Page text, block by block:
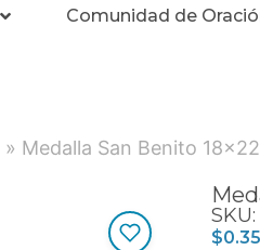
Comunidad de
» Medalla San Benito
$0.35